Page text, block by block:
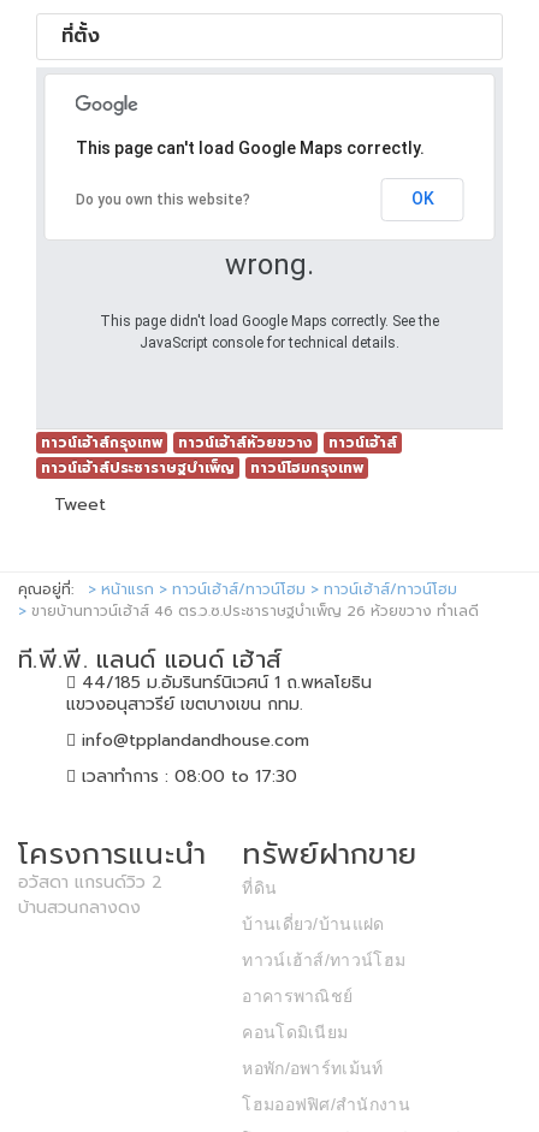
ที่ตั้ง
Oops! Something went
wrong.
This page didn't load Google Maps correctly. See the
JavaScript console for technical details.
This page can't load Google Maps correctly.
Do you own this website? OK
ทาวน์เฮ้าส์กรุงเทพ ทาวน์เฮ้าส์ห้วยขวาง
ทาวน์เฮ้าส์
ทาวน์เฮ้าส์ประชาราษฐบำเพ็ญ
ทาวน์โฮมกรุงเทพ
Tweet
คุณอยู่ที่: หน้าแรก ทาวน์เฮ้าส์/ทาวน์โฮม
ทาวน์เฮ้าส์/ทาวน์โฮม
ขายบ้านทาวน์เฮ้าส์ 46 ตร.ว.ซ.ประชาราษฐบำเพ็ญ 26 ห้วยขวาง ทำเลดี
ที.พี.พี. แลนด์ แอนด์ เฮ้าส์
44/185 ม.อัมรินทร์นิเวศน์ 1 ถ.พหลโยธิน
แขวงอนุสาวรีย์ เขตบางเขน กทม.
info@tpplandandhouse.com
เวลาทำการ : 08:00 to 17:30
โครงการแนะนำ
อวัสดา แกรนด์วิว 2
บ้านสวนกลางดง
ทรัพย์ฝากขาย
ที่ดิน
บ้านเดี่ยว/บ้านแฝด
ทาวน์เฮ้าส์/ทาวน์โฮม
อาคารพาณิชย์
คอนโดมิเนียม
หอพัก/อพาร์ทเม้นท์
โฮมออฟฟิศ/สำนักงาน